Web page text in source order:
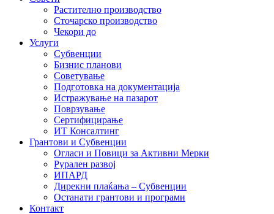
Растително производство
Сточарско производство
Чекори до
Услуги
Субвенции
Бизнис планови
Советување
Подготовка на документација
Истражување на пазарот
Поврзување
Сертифицирање
ИТ Консалтинг
Грантови и Субвенции
Огласи и Повици за Активни Мерки
Рурален развој
ИПАРД
Дирекни плаќања – Субвенции
Останати грантови и програми
Контакт